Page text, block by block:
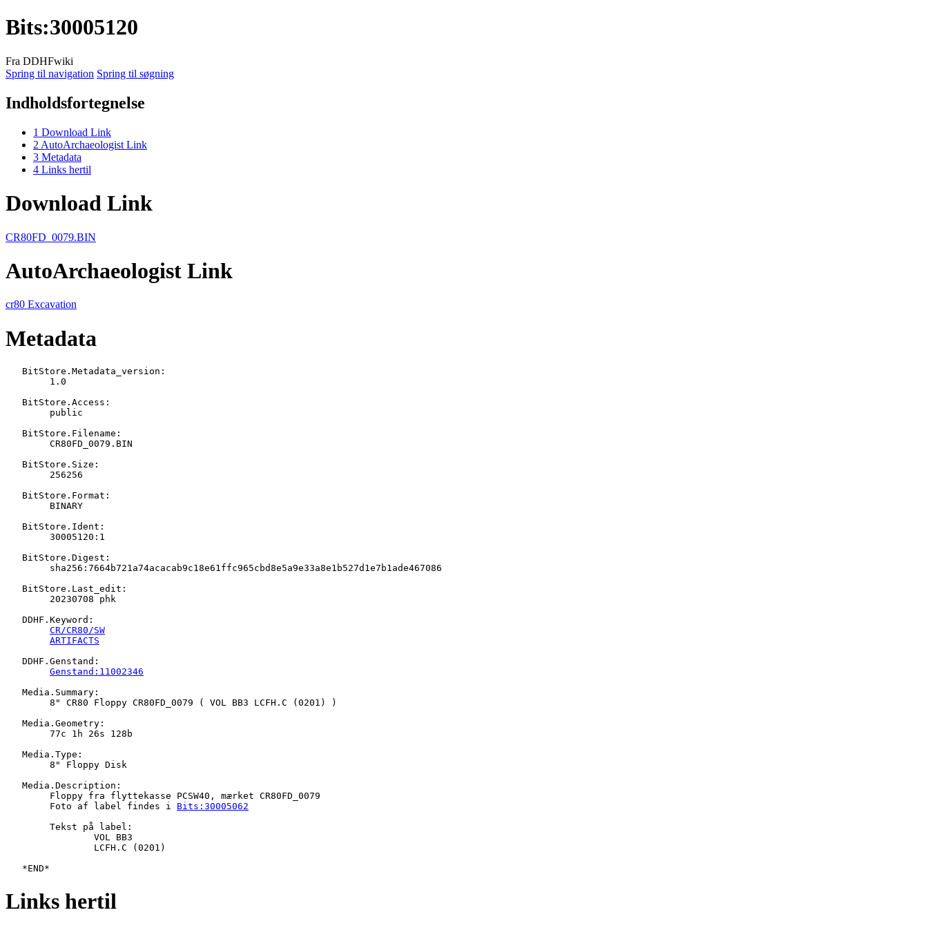
Bits:30005120
Fra DDHFwiki
Spring til navigation Spring til søgning
Indholdsfortegnelse
1 Download Link
2 AutoArchaeologist Link
3 Metadata
4 Links hertil
Download Link
CR80FD_0079.BIN
AutoArchaeologist Link
cr80 Excavation
Metadata
   BitStore.Metadata_version:
   BitStore.Access:
   BitStore.Filename:
   BitStore.Size:
   BitStore.Format:
   BitStore.Ident:
   BitStore.Digest:
   BitStore.Last_edit:
   DDHF.Keyword:
CR/CR80/SW
ARTIFACTS
   DDHF.Genstand:
Genstand:11002346
   Media.Summary:
   Media.Geometry:
   Media.Type:
   Media.Description:
   	Foto af label findes i
Bits:30005062
Links hertil